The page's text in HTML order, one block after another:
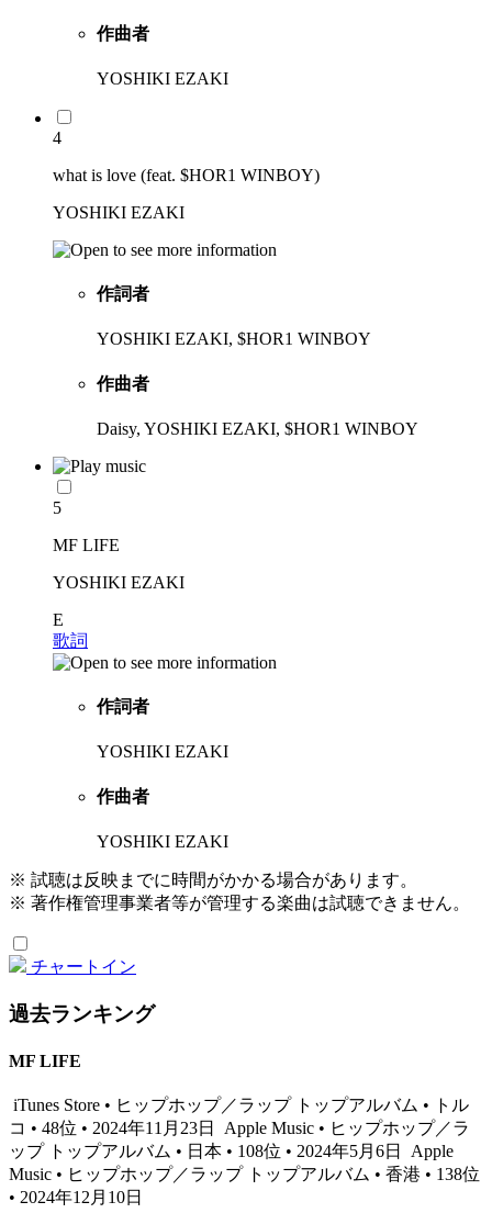
作曲者
YOSHIKI EZAKI
4
what is love (feat. $HOR1 WINBOY)
YOSHIKI EZAKI
作詞者
YOSHIKI EZAKI, $HOR1 WINBOY
作曲者
Daisy, YOSHIKI EZAKI, $HOR1 WINBOY
5
MF LIFE
YOSHIKI EZAKI
E
歌詞
作詞者
YOSHIKI EZAKI
作曲者
YOSHIKI EZAKI
※ 試聴は反映までに時間がかかる場合があります。
※ 著作権管理事業者等が管理する楽曲は試聴できません。
チャートイン
過去ランキング
MF LIFE
iTunes Store • ヒップホップ／ラップ トップアルバム • トル
コ • 48位 • 2024年11月23日
Apple Music • ヒップホップ／ラ
ップ トップアルバム • 日本 • 108位 • 2024年5月6日
Apple
Music • ヒップホップ／ラップ トップアルバム • 香港 • 138位
• 2024年12月10日